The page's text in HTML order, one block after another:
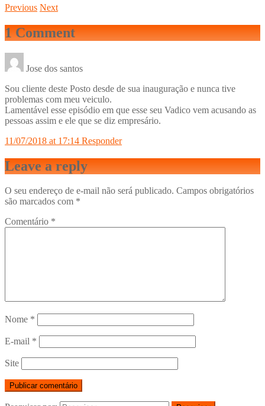
Previous Next
1 Comment
Jose dos santos
Sou cliente deste Posto desde de sua inauguração e nunca tive
problemas com meu veiculo.
Lamentável esse episódio em que esse seu Vadico vem acusando as
pessoas assim e ele que se diz empresário.
11/07/2018 at 17:14 Responder
Leave a reply
O seu endereço de e-mail não será publicado. Campos obrigatórios
são marcados com *
Comentário *
Nome *
E-mail *
Site